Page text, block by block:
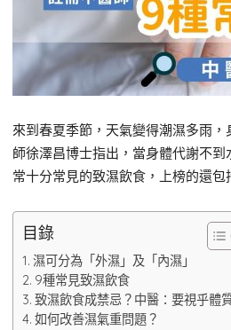
來到春夏季節，天氣變得潮濕多雨
師徐澤昌博士指出，當身體代謝不
常十分常見的致濕飲食，上榜的還包
目錄
濕可分為「外濕」及「內濕」
9種常見致濕飲食
致濕飲食成禁忌？中醫：要視乎體
如何改善濕氣重問題？